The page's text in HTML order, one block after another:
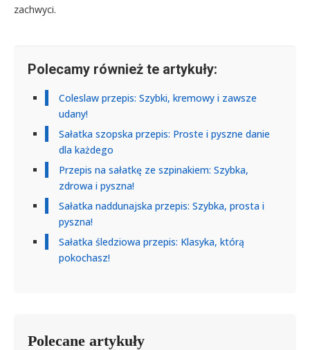
zachwyci.
Polecamy również te artykuły:
Coleslaw przepis: Szybki, kremowy i zawsze
udany!
Sałatka szopska przepis: Proste i pyszne danie
dla każdego
Przepis na sałatkę ze szpinakiem: Szybka,
zdrowa i pyszna!
Sałatka naddunajska przepis: Szybka, prosta i
pyszna!
Sałatka śledziowa przepis: Klasyka, którą
pokochasz!
Polecane artykuły